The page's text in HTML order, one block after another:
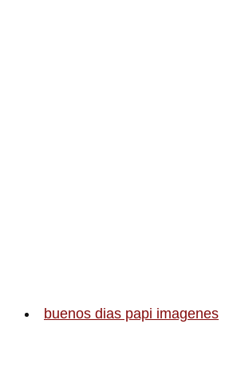
buenos dias papi imagenes